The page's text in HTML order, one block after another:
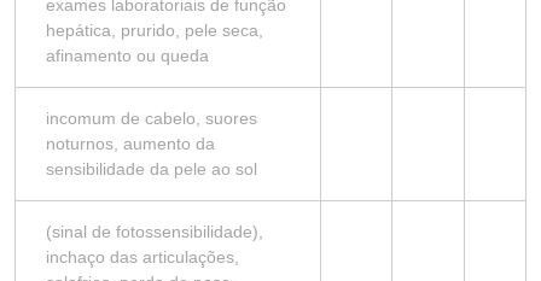
exames laboratoriais de função
hepática, prurido, pele seca,
afinamento ou queda
incomum de cabelo, suores
noturnos, aumento da
sensibilidade da pele ao sol
(sinal de fotossensibilidade),
inchaço das articulações,